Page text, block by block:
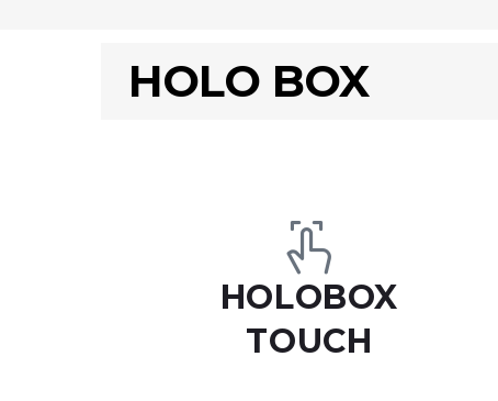
HOLO BOX
HOLOBOX
TOUCH